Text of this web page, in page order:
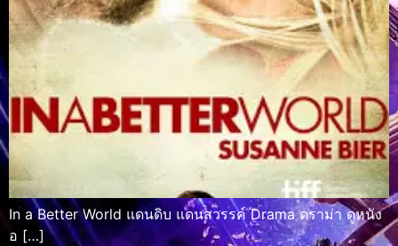
In a Better World แดนดิบ แดนสวรรค์ Drama ดราม่า ดูหนัง
อ […]